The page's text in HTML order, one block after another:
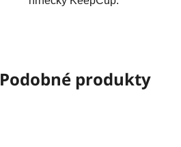
Podobné produkty